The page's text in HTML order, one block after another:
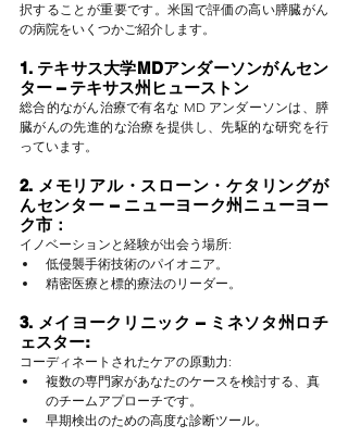
択することが重要です。米国で評価の高い膵臓がん
の病院をいくつかご紹介します。
1. テキサス大学MDアンダーソンがんセン
ター – テキサス州ヒューストン
総合的ながん治療で有名な MD アンダーソンは、膵
臓がんの先進的な治療を提供し、先駆的な研究を行
っています。
2. メモリアル・スローン・ケタリングが
んセンター – ニューヨーク州ニューヨー
ク市：
イノベーションと経験が出会う場所:
低侵襲手術技術のパイオニア。
精密医療と標的療法のリーダー。
3. メイヨークリニック – ミネソタ州ロチ
ェスター:
コーディネートされたケアの原動力:
複数の専門家があなたのケースを検討する、真
のチームアプローチです。
早期検出のための高度な診断ツール。